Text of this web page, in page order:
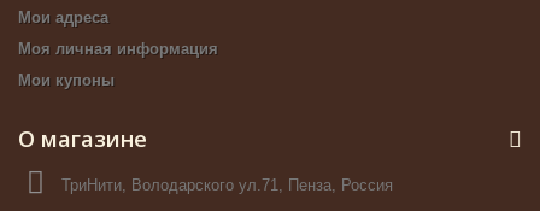
Мои адреса
Моя личная информация
Мои купоны
О магазине
ТриНити, Володарского ул.71, Пенза, Россия